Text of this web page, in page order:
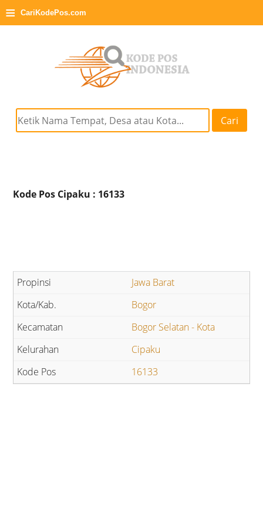
≡ CariKodePos.com
Cari
Kode Pos Cipaku : 16133
Jawa Barat
Bogor
Bogor Selatan - Kota
Cipaku
16133